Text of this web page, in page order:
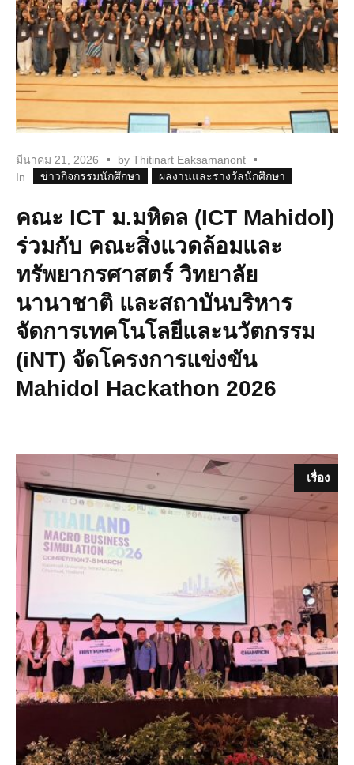
มีนาคม 21, 2026 by Thitinart Eaksamanont
In
ข่าวกิจกรรมนักศึกษา ผลงานและรางวัลนักศึกษา
คณะ ICT ม.มหิดล (ICT Mahidol)
ร่วมกับ คณะสิ่งแวดล้อมและ
ทรัพยากรศาสตร์ วิทยาลัย
นานาชาติ และสถาบันบริหาร
จัดการเทคโนโลยีและนวัตกรรม
(iNT) จัดโครงการแข่งขัน
Mahidol Hackathon 2026
เรื่อง